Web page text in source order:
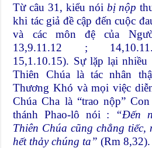
Từ câu 31, kiểu nói bị nộp
khi tác giả đề cập đến cuộc
và các môn đệ của
13,9.11.12 ;
15,1.10.15). Sự lặp lại
Thiên Chúa là tác nhân
Thương Khó và mọi việc
Chúa Cha là “trao nộp”
thánh Phao-lô nói : “Đến
Thiên Chúa cũng chẳng tiếc,
hết thảy chúng ta” (Rm 8,32).